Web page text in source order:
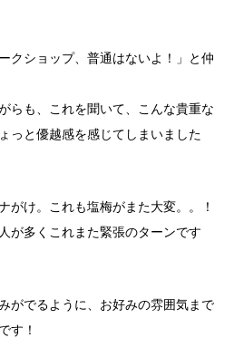
クショップ、普通はないよ！」と仲
らも、これを聞いて、こんな貴重な
っと優越感を感じてしまいました
がけ。これも塩梅がまた大変。。！
が多くこれまた緊張のターンです
がでるように、お好みの雰囲気まで
す！